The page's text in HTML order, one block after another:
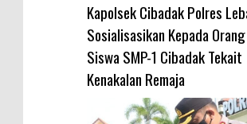
Kapolsek Cibadak Polres
Sosialisasikan Kepada
Siswa SMP-1 Cibadak Tekait
Kenakalan Remaja